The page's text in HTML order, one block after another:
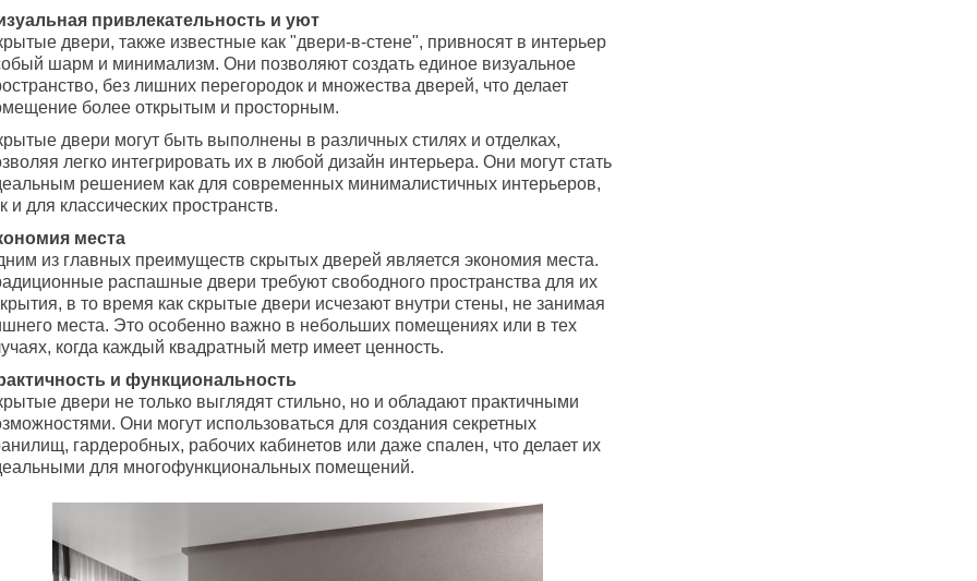
привлекательность и уют
двери, также известные как "двери-в-стене", привносят в интерьер
шарм и минимализм. Они позволяют создать единое визуальное
без лишних перегородок и множества дверей, что делает
более открытым и просторным.
двери могут быть выполнены в различных стилях и отделках,
легко интегрировать их в любой дизайн интерьера. Они могут стать
решением как для современных минималистичных интерьеров,
и для классических пространств.
места
из главных преимуществ скрытых дверей является экономия места.
распашные двери требуют свободного пространства для их
в то время как скрытые двери исчезают внутри стены, не занимая
места. Это особенно важно в небольших помещениях или в тех
когда каждый квадратный метр имеет ценность.
и функциональность
двери не только выглядят стильно, но и обладают практичными
Они могут использоваться для создания секретных
гардеробных, рабочих кабинетов или даже спален, что делает их
для многофункциональных помещений.